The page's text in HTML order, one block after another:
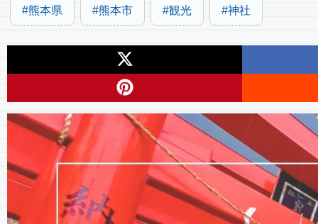
熊本県 熊本市 観光 神社